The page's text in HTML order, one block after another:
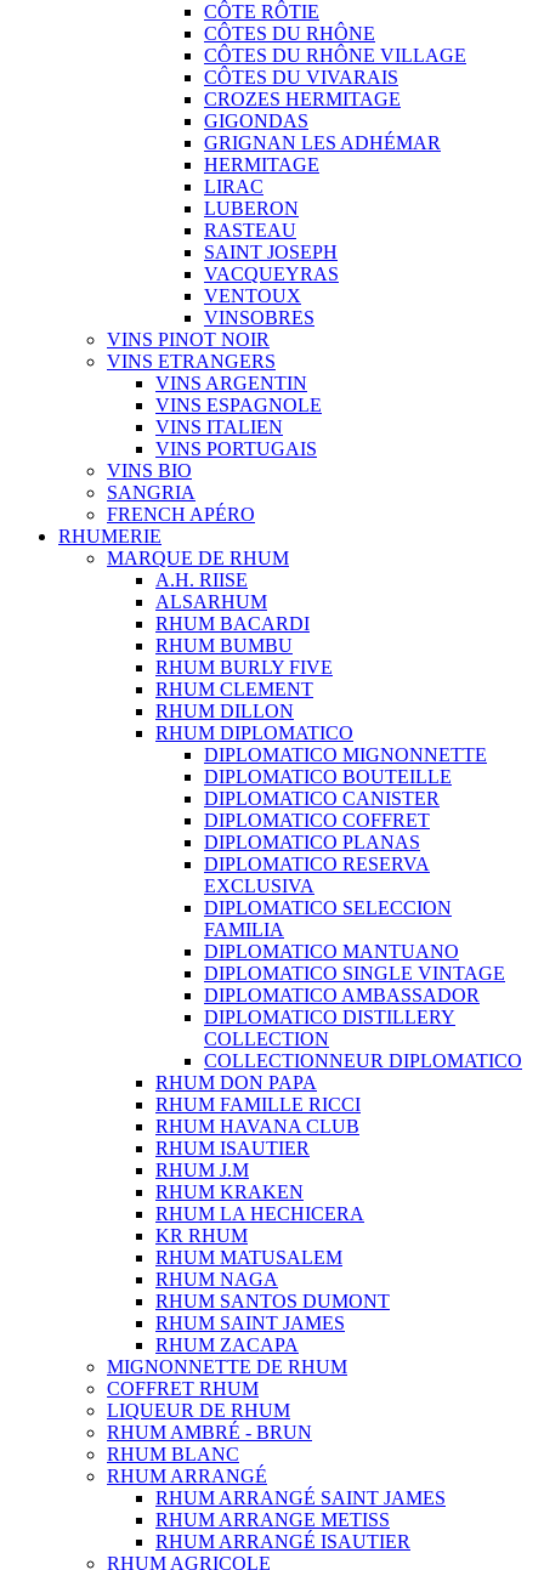
CÔTE RÔTIE
CÔTES DU RHÔNE
CÔTES DU RHÔNE VILLAGE
CÔTES DU VIVARAIS
CROZES HERMITAGE
GIGONDAS
GRIGNAN LES ADHÉMAR
HERMITAGE
LIRAC
LUBERON
RASTEAU
SAINT JOSEPH
VACQUEYRAS
VENTOUX
VINSOBRES
VINS PINOT NOIR
VINS ETRANGERS
VINS ARGENTIN
VINS ESPAGNOLE
VINS ITALIEN
VINS PORTUGAIS
VINS BIO
SANGRIA
FRENCH APÉRO
RHUMERIE
MARQUE DE RHUM
A.H. RIISE
ALSARHUM
RHUM BACARDI
RHUM BUMBU
RHUM BURLY FIVE
RHUM CLEMENT
RHUM DILLON
RHUM DIPLOMATICO
DIPLOMATICO MIGNONNETTE
DIPLOMATICO BOUTEILLE
DIPLOMATICO CANISTER
DIPLOMATICO COFFRET
DIPLOMATICO PLANAS
DIPLOMATICO RESERVA
EXCLUSIVA
DIPLOMATICO SELECCION
FAMILIA
DIPLOMATICO MANTUANO
DIPLOMATICO SINGLE VINTAGE
DIPLOMATICO AMBASSADOR
DIPLOMATICO DISTILLERY
COLLECTION
COLLECTIONNEUR DIPLOMATICO
RHUM DON PAPA
RHUM FAMILLE RICCI
RHUM HAVANA CLUB
RHUM ISAUTIER
RHUM J.M
RHUM KRAKEN
RHUM LA HECHICERA
KR RHUM
RHUM MATUSALEM
RHUM NAGA
RHUM SANTOS DUMONT
RHUM SAINT JAMES
RHUM ZACAPA
MIGNONNETTE DE RHUM
COFFRET RHUM
LIQUEUR DE RHUM
RHUM AMBRÉ - BRUN
RHUM BLANC
RHUM ARRANGÉ
RHUM ARRANGÉ SAINT JAMES
RHUM ARRANGE METISS
RHUM ARRANGÉ ISAUTIER
RHUM AGRICOLE